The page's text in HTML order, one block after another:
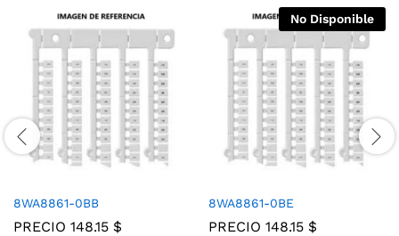
8WA8861-0BB
PRECIO 148.15 $
No Disponible
8WA8861-0BE
PRECIO 148.15 $